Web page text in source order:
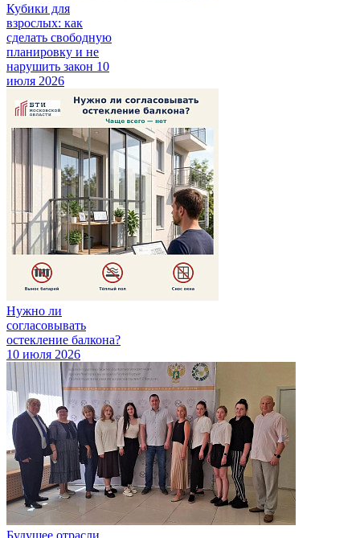
Кубики для
взрослых: как
сделать свободную
планировку и не
нарушить закон 10
июля 2026
Нужно ли
согласовывать
остекление балкона?
10 июля 2026
Будущее отрасли